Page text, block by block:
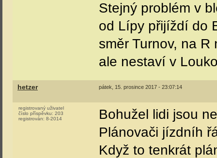
Stejný problém v
od Lípy přijíždí do
směr Turnov, na
ale nestaví v
hetzer pátek, 15. prosince 2017 - 23:07:14
registrovaný uživatel
číslo příspěvku: 203
registrován: 8-2014
Bohužel lidi jsou
Plánovači jízdníh
Když to tenkrát